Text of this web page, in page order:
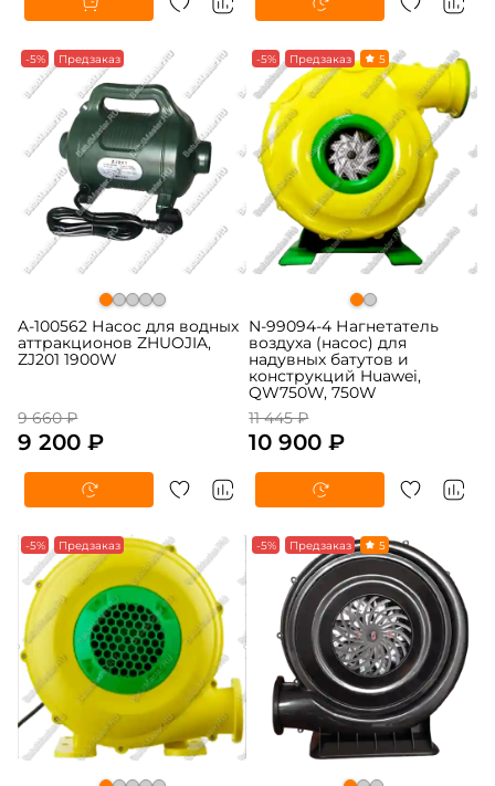
-5% Предзаказ
A-100562 Насос для водных
аттракционов ZHUOJIA,
ZJ201 1900W
9 660 ₽
9 200 ₽
-5% Предзаказ 5
N-99094-4 Нагнетатель
воздуха (насос) для
надувных батутов и
конструкций Huawei,
QW750W, 750W
11 445 ₽
10 900 ₽
-5% Предзаказ -5% Предзаказ 5